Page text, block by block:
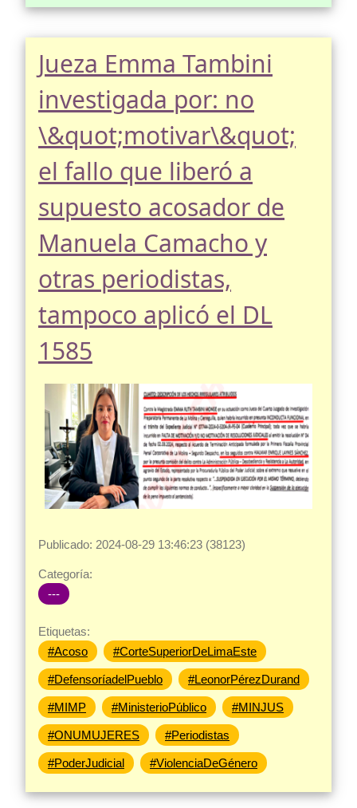
Jueza Emma Tambini
investigada por: no
\&quot;motivar\&quot;
el fallo que liberó a
supuesto acosador de
Manuela Camacho y
otras periodistas,
tampoco aplicó el DL
1585
Publicado: 2024-08-29 13:46:23 (38123)
Categoría:
---
Etiquetas:
#Acoso
#CorteSuperiorDeLimaEste
#DefensoríadelPueblo #LeonorPérezDurand
#MIMP #MinisterioPúblico #MINJUS
#ONUMUJERES #Periodistas
#PoderJudicial #ViolenciaDeGénero